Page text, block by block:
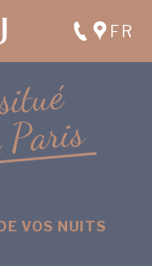
FR
ou
itué
Paris
VOS NUITS